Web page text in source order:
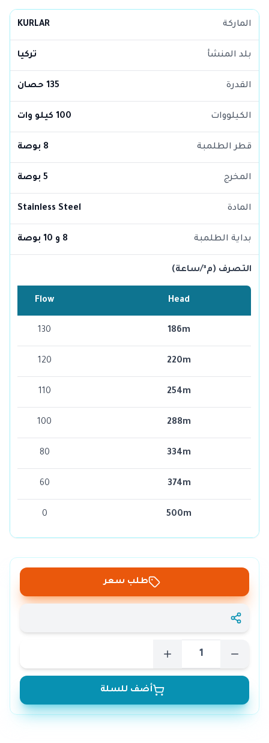
الماركة KURLAR
بلد المنشأ تركيا
القدرة 135 حصان
الكيلووات 100 كيلو وات
قطر الطلمبة 8 بوصة
المخرج 5 بوصة
المادة Stainless Steel
بداية الطلمبة 8 و 10 بوصة
التصرف (م³/ساعة)
Head
Flow
186m
130
220m
120
254m
110
288m
100
334m
80
374m
60
500m
0
طلب سعر
أضف للسلة